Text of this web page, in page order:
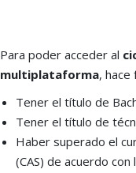
Para poder acceder al
multiplataforma, hace
Tener el título de
Tener el título de
Haber superado el
(CAS) de acuerdo con